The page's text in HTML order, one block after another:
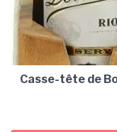
Casse-tête de